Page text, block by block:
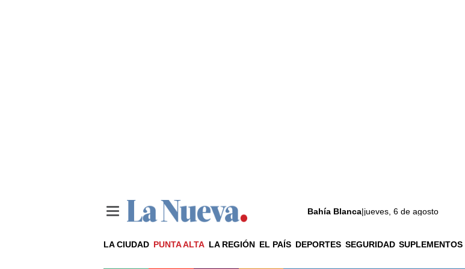
Bahía Blanca|jueves, 6 de agosto
LA CIUDAD PUNTA ALTA LA REGIÓN EL PAÍS DEPORTES SEGURIDAD SUPLEMENTOS